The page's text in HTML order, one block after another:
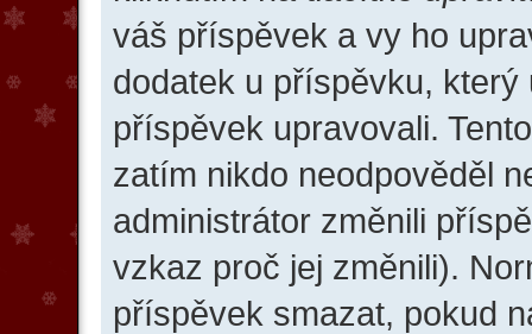
váš příspěvek a vy ho
dodatek u příspěvku,
příspěvek upravovali.
zatím nikdo neodpověděl
administrátor změnili
vzkaz proč jej změnili).
příspěvek smazat, pokud